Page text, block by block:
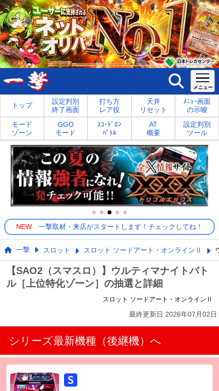
トップ
設定判別
終了画面
打ち方
レア役
天井
リセット
ﾒﾆｭｰ画面
の示唆
モード
ゾーン
GGO
モード
ｽｺｰﾄﾞﾛﾝ
ﾊﾞﾄﾙ
AT
概要
設定判別
ツール
NEW 一撃取材・来店がスタートします！チェックしてね！
一撃 スロット スロット ソードアート・オンラインⅡ
【SAO2（スマスロ）】ウルティマナイトバト
ル［上位特化ゾーン］の抽選と詳細
スロット ソードアート・オンラインⅡ
最終更新日 2026年07月02日
シリーズ最新機種（後継機）へ